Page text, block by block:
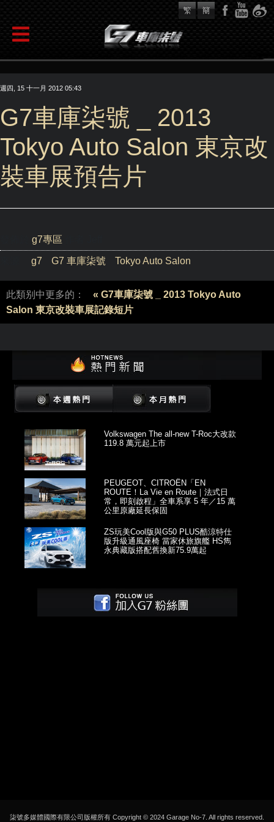
週四, 15 十一月 2012 05:43
G7車庫柒號 _ 2013
Tokyo Auto Salon 東京改
裝車展預告片
g7專區
g7 G7 車庫柒號 Tokyo Auto Salon
此類别中更多的：
« G7車庫柒號 _ 2013 Tokyo Auto
Salon 東京改裝車展記錄短片
Volkswagen The all-new T-Roc大改款
119.8 萬元起上市
PEUGEOT、CITROËN「EN
ROUTE！La Vie en Route｜法式日
常，即刻啟程」全車系享 5 年／15 萬
公里原廠延長保固
ZS玩美Cool版與G50 PLUS酷涼特仕
版升級通風座椅 當家休旅旗艦 HS雋
永典藏版搭配舊換新75.9萬起
柒號多媒體國際有限公司版權所有 Copyright © 2024 Garage No-7. All rights reserved.